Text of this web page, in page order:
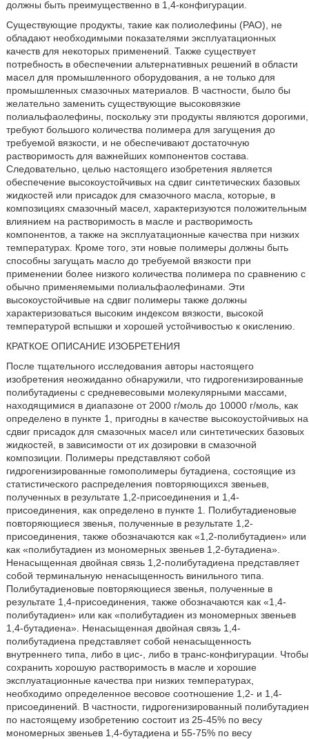
должны быть преимущественно в 1,4-конфигурации.
Существующие продукты, такие как полиолефины (PAO), не
обладают необходимыми показателями эксплуатационных
качеств для некоторых применений. Также существует
потребность в обеспечении альтернативных решений в области
масел для промышленного оборудования, а не только для
промышленных смазочных материалов. В частности, было бы
желательно заменить существующие высоковязкие
полиальфаолефины, поскольку эти продукты являются дорогими,
требуют большого количества полимера для загущения до
требуемой вязкости, и не обеспечивают достаточную
растворимость для важнейших компонентов состава.
Следовательно, целью настоящего изобретения является
обеспечение высокоустойчивых на сдвиг синтетических базовых
жидкостей или присадок для смазочного масла, которые, в
композициях смазочный масел, характеризуются положительным
влиянием на растворимость в масле и растворимость
компонентов, а также на эксплуатационные качества при низких
температурах. Кроме того, эти новые полимеры должны быть
способны загущать масло до требуемой вязкости при
применении более низкого количества полимера по сравнению с
обычно применяемыми полиальфаолефинами. Эти
высокоустойчивые на сдвиг полимеры также должны
характеризоваться высоким индексом вязкости, высокой
температурой вспышки и хорошей устойчивостью к окислению.
КРАТКОЕ ОПИСАНИЕ ИЗОБРЕТЕНИЯ
После тщательного исследования авторы настоящего
изобретения неожиданно обнаружили, что гидрогенизированные
полибутадиены с средневесовыми молекулярными массами,
находящимися в диапазоне от 2000 г/моль до 10000 г/моль, как
определено в пункте 1, пригодны в качестве высокоустойчивых на
сдвиг присадок для смазочных масел или синтетических базовых
жидкостей, в зависимости от их дозировки в смазочной
композиции. Полимеры представляют собой
гидрогенизированные гомополимеры бутадиена, состоящие из
статистического распределения повторяющихся звеньев,
полученных в результате 1,2-присоединения и 1,4-
присоединения, как определено в пункте 1. Полибутадиеновые
повторяющиеся звенья, полученные в результате 1,2-
присоединения, также обозначаются как «1,2-полибутадиен» или
как «полибутадиен из мономерных звеньев 1,2-бутадиена».
Ненасыщенная двойная связь 1,2-полибутадиена представляет
собой терминальную ненасыщенность винильного типа.
Полибутадиеновые повторяющиеся звенья, полученные в
результате 1,4-присоединения, также обозначаются как «1,4-
полибутадиен» или как «полибутадиен из мономерных звеньев
1,4-бутадиена». Ненасыщенная двойная связь 1,4-
полибутадиена представляет собой ненасыщенность
внутреннего типа, либо в цис-, либо в транс-конфигурации. Чтобы
сохранить хорошую растворимость в масле и хорошие
эксплуатационные качества при низких температурах,
необходимо определенное весовое соотношение 1,2- и 1,4-
присоединений. В частности, гидрогенизированный полибутадиен
по настоящему изобретению состоит из 25-45% по весу
мономерных звеньев 1,4-бутадиена и 55-75% по весу